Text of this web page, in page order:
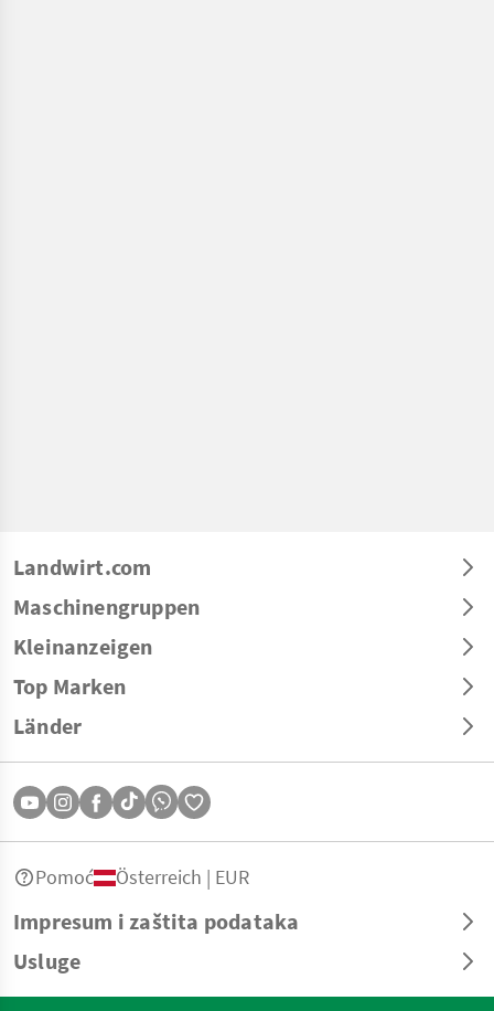
Landwirt.com
Maschinengruppen
Kleinanzeigen
Top Marken
Länder
Impresum i zaštita podataka
Usluge
Pomoć Österreich | EUR